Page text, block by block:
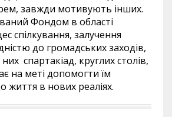
завжди мотивують інших.
Фондом в області
спілкування, залучення
до громадських заходів,
них спартакіад, круглих столів,
на меті допомогти їм
життя в нових реаліях.